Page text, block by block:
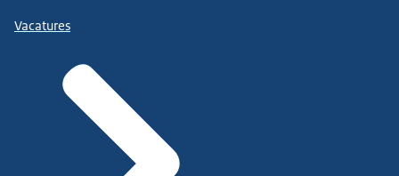
Vacatures